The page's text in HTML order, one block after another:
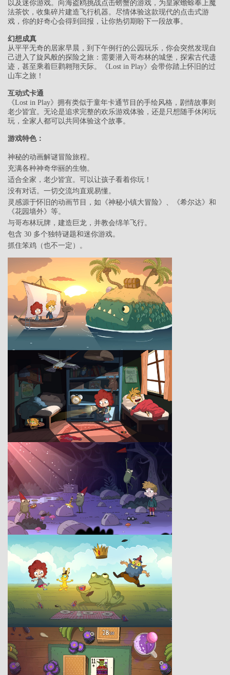
以及迷你游戏。向海盗鸥挑战点击螃蟹的游戏，为皇家蟾蜍奉上魔
法茶饮，收集碎片建造飞行机器。尽情体验这款现代的点击式游
戏，你的好奇心会得到回报，让你热切期盼下一段故事。
幻想成真
从平平无奇的居家早晨，到下午例行的公园玩乐，你会突然发现自
己进入了旋风般的探险之旅：需要潜入哥布林的城堡，探索古代遗
迹，甚至乘着巨鹳翱翔天际。《Lost in Play》会带你踏上怀旧的过
山车之旅！
互动式卡通
《Lost in Play》拥有类似于童年卡通节目的手绘风格，剧情故事则
老少皆宜。无论是追求完整的欢乐游戏体验，还是只想随手休闲玩
玩，全家人都可以共同体验这个故事。
游戏特色：
神秘的动画解谜冒险旅程。
充满各种神奇华丽的生物。
适合全家，老少皆宜。可以让孩子看着你玩！
没有对话。一切交流均直观易懂。
灵感源于怀旧的动画节目，如《神秘小镇大冒险》、《希尔达》和
《花园墙外》等。
与哥布林玩牌，建造巨龙，并教会绵羊飞行。
包含 30 多个独特谜题和迷你游戏。
抓住笨鸡（也不一定）。